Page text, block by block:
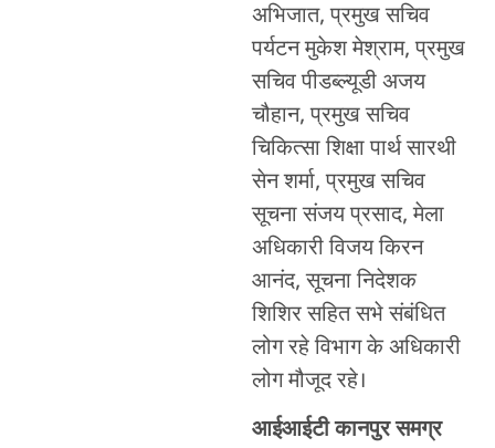
अभिजात, प्रमुख सचिव
पर्यटन मुकेश मेश्राम, प्रमुख
सचिव पीडब्ल्यूडी अजय
चौहान, प्रमुख सचिव
चिकित्सा शिक्षा पार्थ सारथी
सेन शर्मा, प्रमुख सचिव
सूचना संजय प्रसाद, मेला
अधिकारी विजय किरन
आनंद, सूचना निदेशक
शिशिर सहित सभे संबंधित
लोग रहे विभाग के अधिकारी
लोग मौजूद रहे।
आईआईटी कानपुर समग्र